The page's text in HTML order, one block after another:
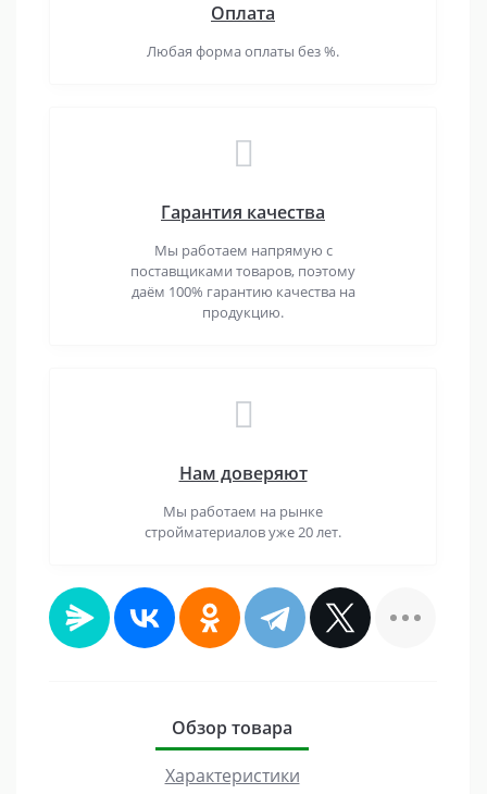
Оплата
Любая форма оплаты без %.
Гарантия качества
Мы работаем напрямую с
поставщиками товаров, поэтому
даём 100% гарантию качества на
продукцию.
Нам доверяют
Мы работаем на рынке
стройматериалов уже 20 лет.
Обзор товара
Характеристики